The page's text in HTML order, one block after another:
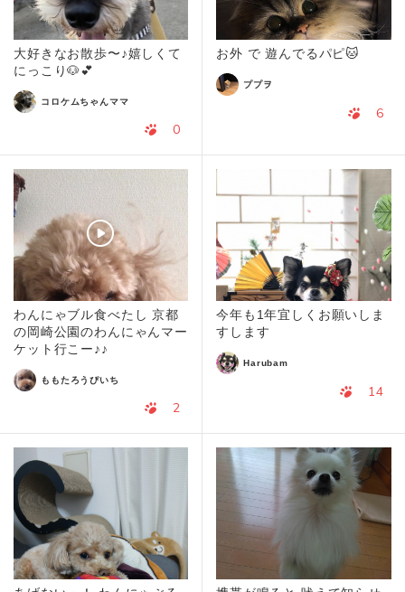
大好きなお散歩〜♪嬉しくて
にっこり🐶💕
コロケムちゃんママ
0
お外 で 遊んでるパピ🐱
ププヲ
6
わんにゃブル食べたし 京都
の岡崎公園のわんにゃんマー
ケット行こー♪♪
ももたろうぴいち
2
今年も1年宜しくお願いしま
すします
Harubam
14